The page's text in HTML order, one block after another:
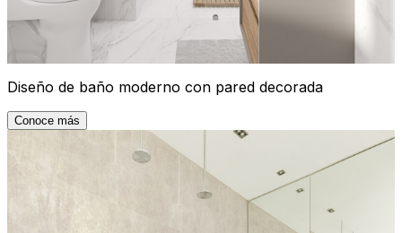
Diseño de baño moderno con pared decorada
Conoce más